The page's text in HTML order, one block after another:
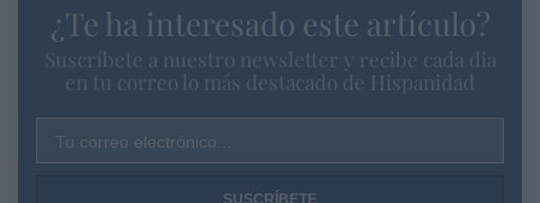
¿Te ha interesado este artículo?
Suscríbete a nuestro newsletter y recibe cada dia
en tu correo lo más destacado de Hispanidad
Tu correo electrónico...